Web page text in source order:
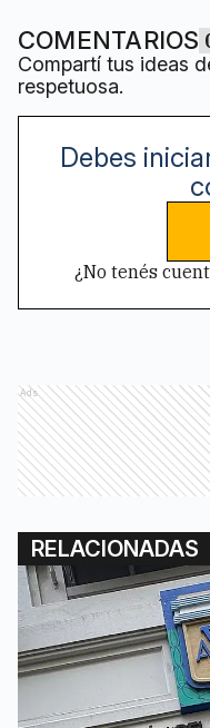
COMENTARIOS
Compartí tus ideas
respetuosa.
Debes
¿No tenés
Ads
RELACIONADAS